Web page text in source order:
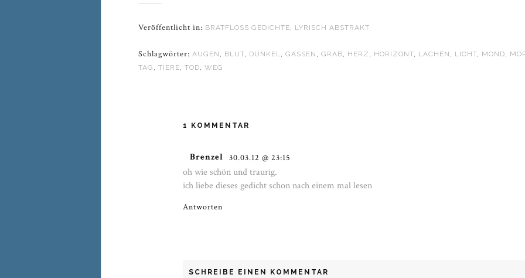
Veröffentlicht in: BRATFLOSS GEDICHTE, LYRISCH ABSTRAKT
Schlagwörter: AUGEN , BLUT, DUNKEL,GASSEN ,GRAB, HERZ , HORIZONT, LACHEN , LICHT, MOND,
TAG ,TIERE,TOD,WEG
1 KOMMENTAR
Brenzel 30.03.12 @ 23:15
oh wie schön und traurig.
ich liebe dieses gedicht schon nach einem mal lesen
Antworten
SCHREIBE EINEN KOMMENTAR